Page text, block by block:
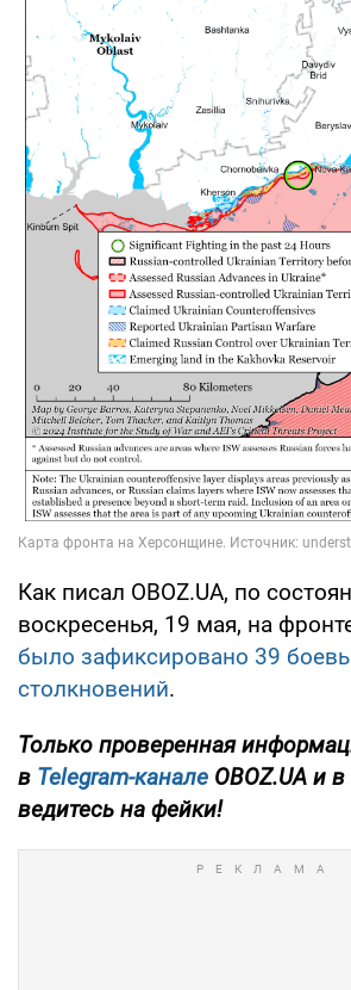
Как писал OBOZ.UA, по
воскресенья, 19 мая, на
было зафиксировано 39
столкновений.
Только проверенная
в Telegram-канале OBOZ.UA и в
ведитесь на фейки!